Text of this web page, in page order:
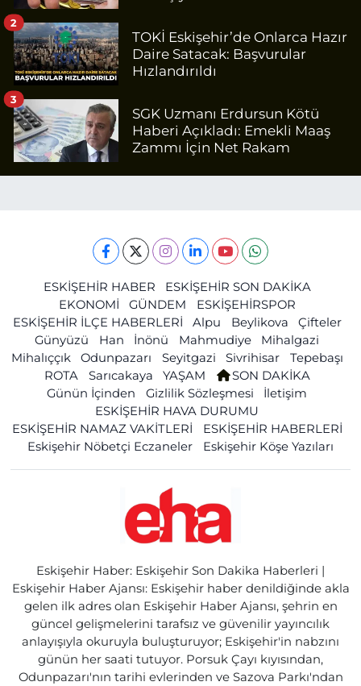
TOKİ Eskişehir’de Onlarca Hazır
Daire Satacak: Başvurular
Hızlandırıldı
2
SGK Uzmanı Erdursun Kötü
Haberi Açıkladı: Emekli Maaş
Zammı İçin Net Rakam
3
ESKİŞEHİR HABER
ESKİŞEHİR SON DAKİKA
EKONOMİ
GÜNDEM
ESKİŞEHİRSPOR
ESKİŞEHİR İLÇE HABERLERİ
Alpu Beylikova
Çifteler
Günyüzü
Han İnönü Mahmudiye
Mihalgazi
Mihalıççık
Odunpazarı Seyitgazi Sivrihisar
Tepebaşı
ROTA
Sarıcakaya YAŞAM
SON DAKİKA
Günün İçinden
Gizlilik Sözleşmesi
İletişim
ESKİŞEHİR HAVA DURUMU
ESKİŞEHİR NAMAZ VAKİTLERİ
ESKİŞEHİR HABERLERİ
Eskişehir Nöbetçi Eczaneler
Eskişehir Köşe Yazıları
Eskişehir Haber: Eskişehir Son Dakika Haberleri |
Eskişehir Haber Ajansı: Eskişehir haber denildiğinde akla
gelen ilk adres olan Eskişehir Haber Ajansı, şehrin en
güncel gelişmelerini tarafsız ve güvenilir yayıncılık
anlayışıyla okuruyla buluşturuyor; Eskişehir'in nabzını
günün her saati tutuyor. Porsuk Çayı kıyısından,
Odunpazarı'nın tarihi evlerinden ve Sazova Parkı'ndan